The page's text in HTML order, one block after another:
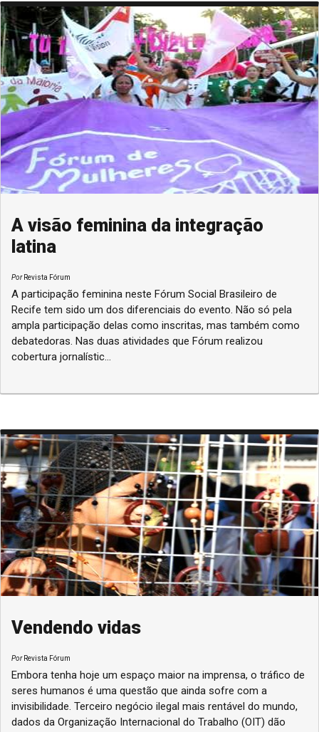
A visão feminina da integração
latina
PorRevista Fórum
A participação feminina neste Fórum Social Brasileiro de
Recife tem sido um dos diferenciais do evento. Não só pela
ampla participação delas como inscritas, mas também como
debatedoras. Nas duas atividades que Fórum realizou
cobertura jornalístic...
Vendendo vidas
PorRevista Fórum
Embora tenha hoje um espaço maior na imprensa, o tráfico de
seres humanos é uma questão que ainda sofre com a
invisibilidade. Terceiro negócio ilegal mais rentável do mundo,
dados da Organização Internacional do Trabalho (OIT) dão